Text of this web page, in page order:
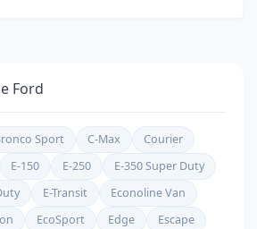
Ford
Sport C-Max
Courier
E-150 E-250
E-350 Super Duty
E-Transit
Econoline Van
EcoSport Edge
Escape